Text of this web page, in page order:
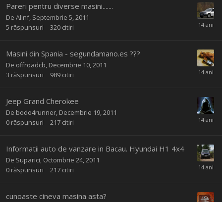
Pareri pentru diverse masini.......
De Alinf, Septembrie 5, 2011
5 răspunsuri 320 citiri
Masini din Spania - segundamano.es ???
De offroadcb Decembrie 10, 2011
3 răspunsuri 989 citiri
Jeep Grand Cherokee
De bodo4runner Decembrie 19, 2011
0 răspunsuri 217 citiri
Informatii auto de vanzare in Bacau. Hyundai H1 4x4
De Suparici Octombrie 24, 2011
0 răspunsuri 217 citiri
cunoaste cineva masina asta?